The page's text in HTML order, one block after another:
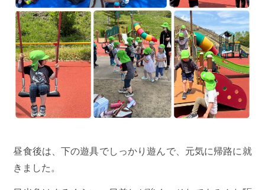
昼食後は、下の遊具でしっかり遊んで、元気に帰路に就
きました。